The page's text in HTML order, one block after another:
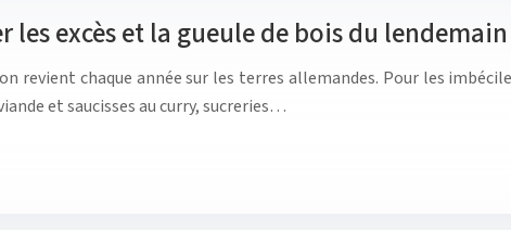
excès et la gueule de bois du lendemain
revient chaque année sur les terres allemandes. Pour les
et saucisses au curry, sucreries…